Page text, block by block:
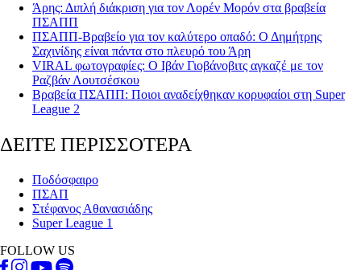
Άρης: Διπλή διάκριση για τον Λορέν Μορόν στα βραβεία
ΠΣΑΠΠ
ΠΣΑΠΠ-Βραβείο για τον καλύτερο οπαδό: Ο Δημήτρης
Σαχινίδης είναι πάντα στο πλευρό του Άρη
VIRAL φωτογραφίες: Ο Ιβάν Γιοβάνοβιτς αγκαζέ με τον
Ραζβάν Λουτσέσκου
Βραβεία ΠΣΑΠΠ: Ποιοι αναδείχθηκαν κορυφαίοι στη Super
League 2
ΔΕΙΤΕ ΠΕΡΙΣΣΟΤΕΡΑ
Ποδόσφαιρο
ΠΣΑΠ
Στέφανος Αθανασιάδης
Super League 1
FOLLOW US